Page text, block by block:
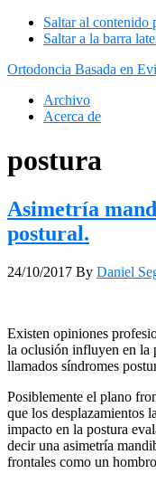
Saltar al contenido
Saltar a la barra
Ortodoncia Basada en
Archivo
Acerca de
postura
Asimetría
postural.
24/10/2017 By Daniel
Existen opiniones
la oclusión influyen en la
llamados síndromes
Posiblemente el plano
que los desplazamientos
impacto en la postura
decir una asimetría
frontales como un